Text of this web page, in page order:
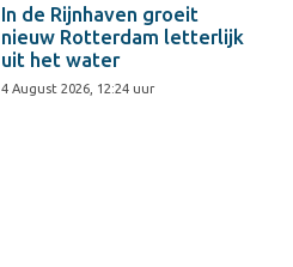
In de Rijnhaven groeit
nieuw Rotterdam letterlijk
uit het water
4 August 2026, 12:24 uur